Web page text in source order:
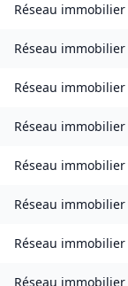
Réseau immobilier
Réseau immobilier
Réseau immobilier
Réseau immobilier
Réseau immobilier
Réseau immobilier
Réseau immobilier
Réseau immobilier